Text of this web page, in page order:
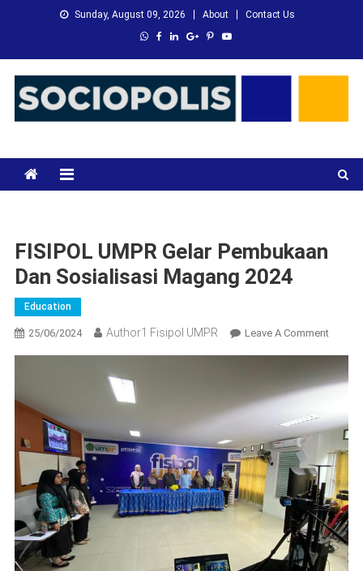
Sunday, August 09, 2026 About Contact Us
FISIPOL UMPR Gelar Pembukaan
Dan Sosialisasi Magang 2024
Education
25/06/2024 Author1 Fisipol UMPR Leave A CommentOn
UMPR
Gelar
Dan
2024